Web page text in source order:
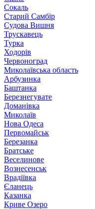
Сокаль
Старий Самбір
Судова Вишня
Трускавець
Турка
Ходорів
Червоноград
Миколаївська область
Арбузинка
Баштанка
Березнегувате
Доманівка
Миколаїв
Нова Одеса
Первомайськ
Березанка
Братське
Веселинове
Вознесенськ
Врадіївка
Єланець
Казанка
Криве Озеро